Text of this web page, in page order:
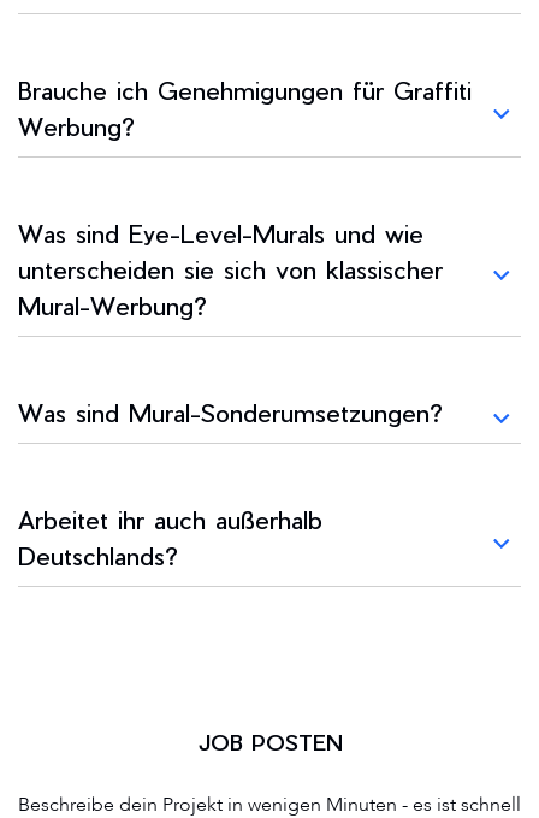
Brauche ich Genehmigungen für Graffiti
Werbung?
Was sind Eye-Level-Murals und wie
unterscheiden sie sich von klassischer
Mural-Werbung?
Was sind Mural-Sonderumsetzungen?
Arbeitet ihr auch außerhalb
Deutschlands?
JOB POSTEN
Beschreibe dein Projekt in wenigen Minuten - es ist schnell